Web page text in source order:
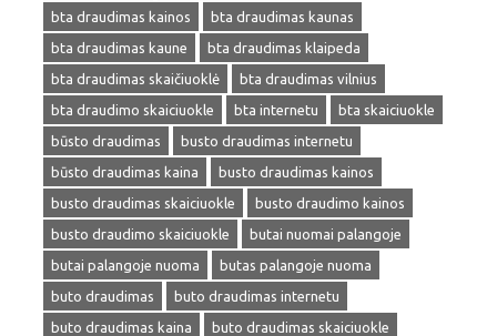
bta draudimas kainos
bta draudimas kaunas
bta draudimas kaune
bta draudimas klaipeda
bta draudimas skaičiuoklė
bta draudimas vilnius
bta draudimo skaiciuokle
bta internetu
bta skaiciuokle
būsto draudimas
busto draudimas internetu
būsto draudimas kaina
busto draudimas kainos
busto draudimas skaiciuokle
busto draudimo kainos
busto draudimo skaiciuokle
butai nuomai palangoje
butai palangoje nuoma
butas palangoje nuoma
buto draudimas
buto draudimas internetu
buto draudimas kaina
buto draudimas skaiciuokle